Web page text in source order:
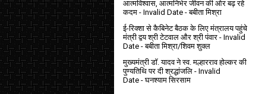
आत्मविश्वास, आत्मनिर्भर जीवन की ओर बढ़ रहे
कदम - Invalid Date - बबीता मिश्रा
ई-रिक्शा से कैबिनेट बैठक के लिए मंत्रालय पहुंचे
मंत्री द्वय श्री टेटवाल और श्री पंवार - Invalid
Date - बबीता मिश्रा/शिवम शुक्ल
मुख्यमंत्री डॉ. यादव ने स्व. मल्हारराव होल्कर की
पुण्यतिथि पर दी श्रद्धांजलि - Invalid
Date - घनश्याम सिरसाम